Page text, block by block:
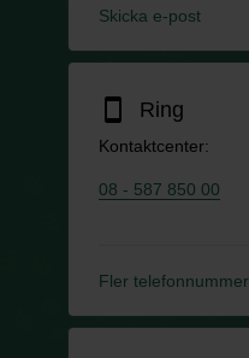
Skicka e-post
smartphone Ring
Kontaktcenter:
08 - 587 850 00
Fler telefonnummer